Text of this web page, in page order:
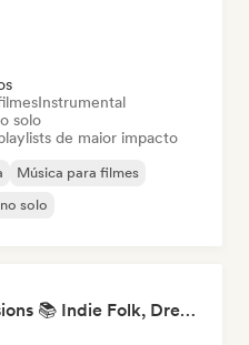
Instrumental
solo
de maior impacto
Música para filmes
solo
Study Jam Sessions 📚 Indie Folk, Dream Pop & Singer-Songwriter